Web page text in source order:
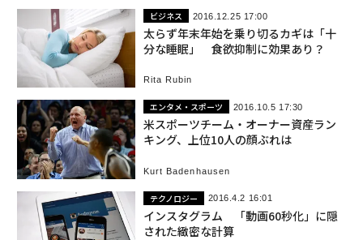
ビジネス 2016.12.25 17:00
太らず年末年始を乗り切るカギは「十
分な睡眠」 食欲抑制に効果あり？
Rita Rubin
エンタメ・スポーツ 2016.10.5 17:30
米スポーツチーム・オーナー資産ラン
キング、上位10人の顔ぶれは
Kurt Badenhausen
テクノロジー 2016.4.2 16:01
インスタグラム 「動画60秒化」に隠
された緻密な計算